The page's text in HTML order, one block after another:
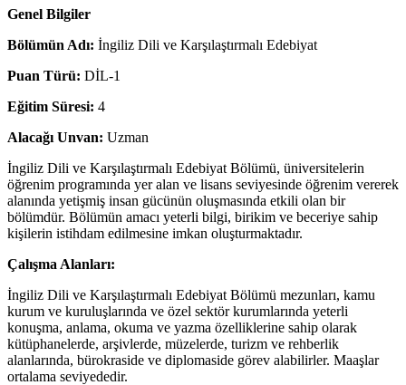
Genel Bilgiler
Bölümün Adı: İngiliz Dili ve Karşılaştırmalı Edebiyat
Puan Türü: DİL-1
Eğitim Süresi: 4
Alacağı Unvan: Uzman
İngiliz Dili ve Karşılaştırmalı Edebiyat Bölümü, üniversitelerin
öğrenim programında yer alan ve lisans seviyesinde öğrenim vererek
alanında yetişmiş insan gücünün oluşmasında etkili olan bir
bölümdür. Bölümün amacı yeterli bilgi, birikim ve beceriye sahip
kişilerin istihdam edilmesine imkan oluşturmaktadır.
Çalışma Alanları:
İngiliz Dili ve Karşılaştırmalı Edebiyat Bölümü mezunları, kamu
kurum ve kuruluşlarında ve özel sektör kurumlarında yeterli
konuşma, anlama, okuma ve yazma özelliklerine sahip olarak
kütüphanelerde, arşivlerde, müzelerde, turizm ve rehberlik
alanlarında, bürokraside ve diplomaside görev alabilirler. Maaşlar
ortalama seviyededir.